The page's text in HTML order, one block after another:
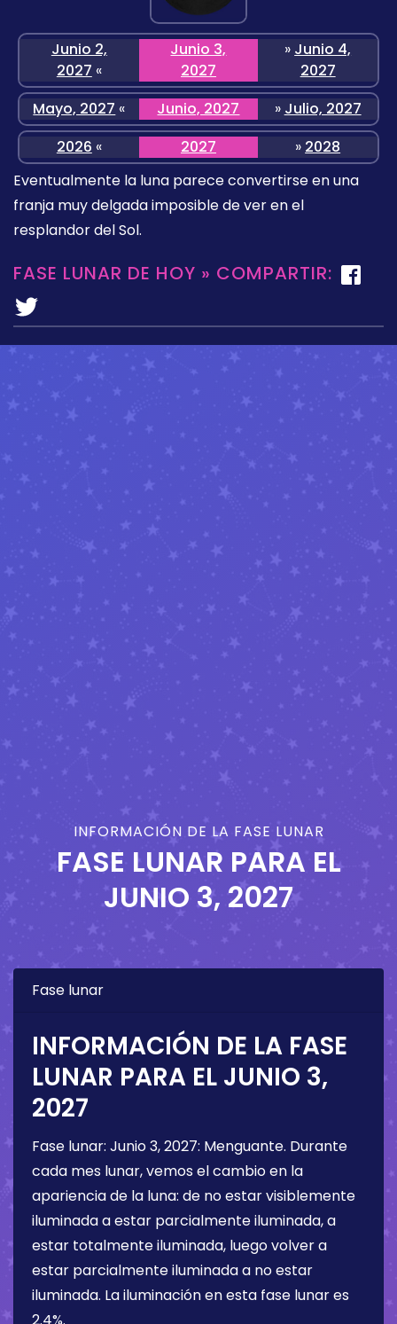
Junio 2,
2027 «
Junio 3,
2027
» Junio 4,
2027
Mayo, 2027 « Junio, 2027 » Julio, 2027
2026 « 2027 » 2028
Eventualmente la luna parece convertirse en una
franja muy delgada imposible de ver en el
resplandor del Sol.
FASE LUNAR DE HOY » COMPARTIR:
INFORMACIÓN DE LA FASE LUNAR
FASE LUNAR PARA EL
JUNIO 3, 2027
Fase lunar
INFORMACIÓN DE LA FASE
LUNAR PARA EL JUNIO 3,
2027
Fase lunar: Junio 3, 2027: Menguante. Durante
cada mes lunar, vemos el cambio en la
apariencia de la luna: de no estar visiblemente
iluminada a estar parcialmente iluminada, a
estar totalmente iluminada, luego volver a
estar parcialmente iluminada a no estar
iluminada. La iluminación en esta fase lunar es